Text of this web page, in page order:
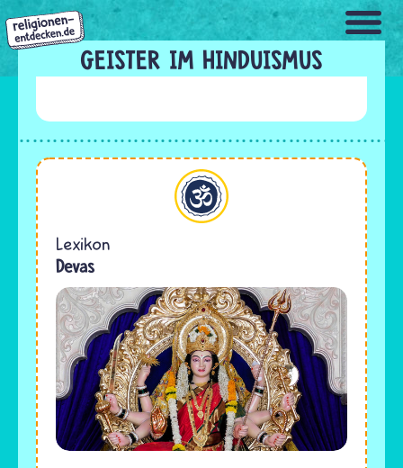
Direkt
zum
Inhalt
GEISTER IM HINDUISMUS
Hinduismus
Lexikon
Devas